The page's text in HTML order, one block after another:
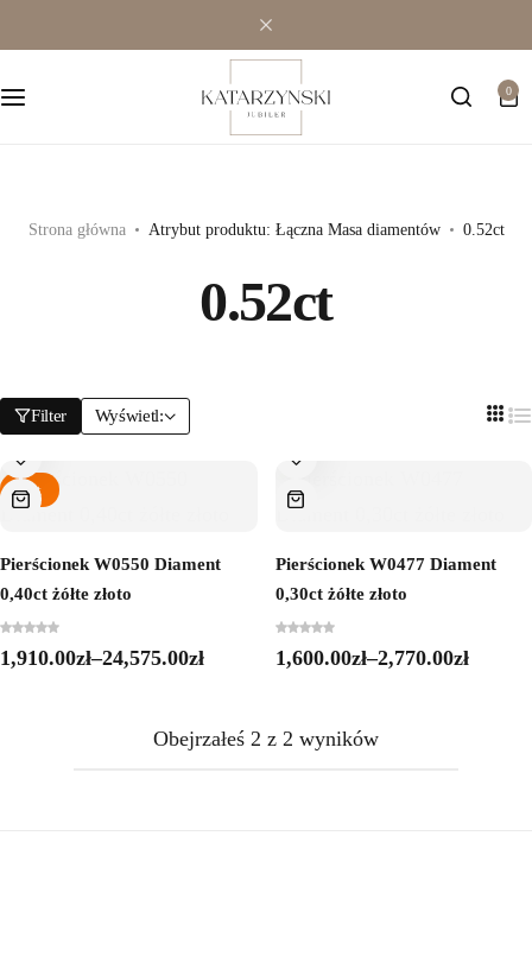
0
Strona główna Atrybut produktu: Łączna Masa diamentów 0.52ct
0.52ct
Filter Wyświetl:
Hot
Pierścionek W0550 Diament
0,40ct żółte złoto
1,910.00zł–24,575.00zł
Pierścionek W0477 Diament
0,30ct żółte złoto
1,600.00zł–2,770.00zł
Obejrzałeś 2 z 2 wyników
Premium
Naszyjniki